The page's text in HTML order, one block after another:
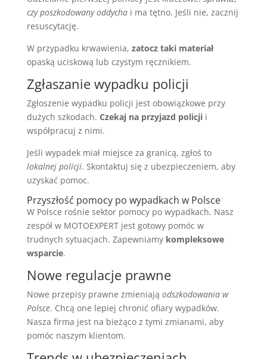
czy poszkodowany oddychai ma tętno. Jeśli nie, zacznij
resuscytację.
W przypadku krwawienia, zatocz taki materiał
opaską uciskową lub czystym ręcznikiem.
Zgłaszanie wypadku policji
Zgłoszenie wypadku policji jest obowiązkowe przy
dużych szkodach. Czekaj na przyjazd policjii
współpracuj z nimi.
Jeśli wypadek miał miejsce za granicą, zgłoś to
lokalnej policji. Skontaktuj się z ubezpieczeniem, aby
uzyskać pomoc.
Przyszłość pomocy po wypadkach w Polsce
W Polsce rośnie sektor pomocy po wypadkach. Nasz
zespół w MOTOEXPERT jest gotowy pomóc w
trudnych sytuacjach. Zapewniamy kompleksowe
wsparcie.
Nowe regulacje prawne
Nowe przepisy prawne zmieniają odszkodowania w
Polsce. Chcą one lepiej chronić ofiary wypadków.
Nasza firma jest na bieżąco z tymi zmianami, aby
pomóc naszym klientom.